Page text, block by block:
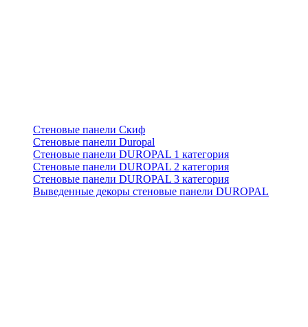
Стеновые панели Скиф
Стеновые панели Duropal
Стеновые панели DUROPAL 1 категория
Стеновые панели DUROPAL 2 категория
Стеновые панели DUROPAL 3 категория
Выведенные декоры стеновые панели DUROPAL